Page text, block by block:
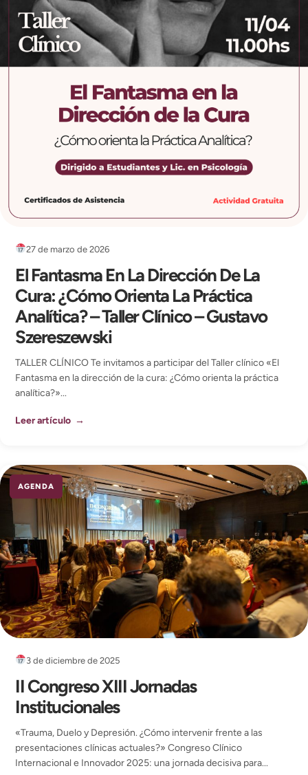
27 de marzo de 2026
El Fantasma En La Dirección De La
Cura: ¿Cómo Orienta La Práctica
Analítica? – Taller Clínico – Gustavo
Szereszewski
TALLER CLÍNICO Te invitamos a participar del Taller clínico «El
Fantasma en la dirección de la cura: ¿Cómo orienta la práctica
analítica?»...
Leer artículo →
AGENDA
3 de diciembre de 2025
II Congreso XIII Jornadas
Institucionales
«Trauma, Duelo y Depresión. ¿Cómo intervenir frente a las
presentaciones clínicas actuales?» Congreso Clínico
Internacional e Innovador 2025: una jornada decisiva para...